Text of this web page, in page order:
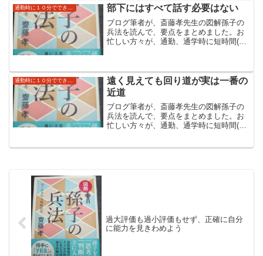
本のほうはより具体例なども書いており
大変読みやすくなっています。
通勤時に１０分でできる読み流し自己啓発（孫子の兵法） 部下にはすべて話す必要はない
ブログ筆者が、斎藤孝先生の図解孫子の
兵法を読んで、要点をまとめました。お
忙しい方々が、通勤、通学時に短時間(ブ
大変読みやすくなっています。
遠く見えても回り道が実は一番の
近道
ブログ筆者が、斎藤孝先生の図解孫子の
兵法を読んで、要点をまとめました。お
忙しい方々が、通勤、通学時に短時間(ブ
過大評価も過小評価もせず、正確に自分
に能力を見きわめよう